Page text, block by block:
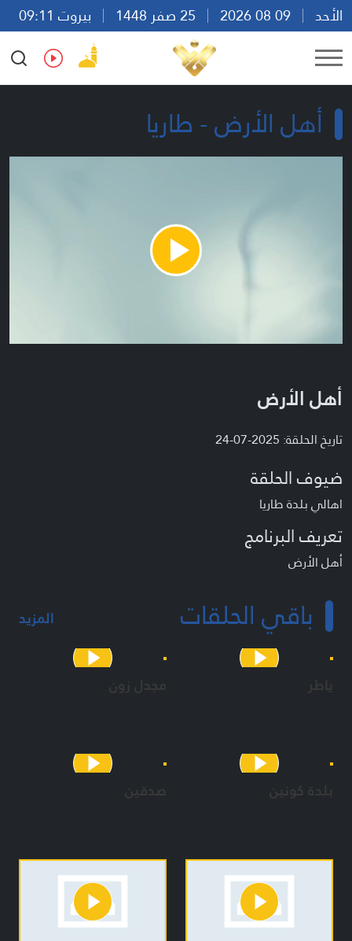
الأحد
بيروت 09:11
Ar
En Fr Es
أهل الأرض - طاريا
Play
Video
أهل الأرض
تاريخ الحلقة: 2025-07-24
ضيوف الحلقة
اهالي بلدة طاريا
تعريف البرنامج
أهل الأرض
باقي الحلقات المزيد
مجدل زون
بلدة كونين صدقين